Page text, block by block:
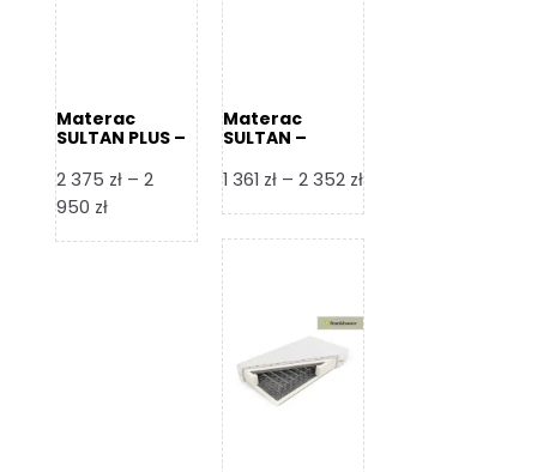
Materac
SULTAN PLUS –
2 375 zł – 2
950 złZakres
Materac
SULTAN –
1 361 zł – 2 352 złZakres
cen:
od
1
361 zł
do
2
352 zł